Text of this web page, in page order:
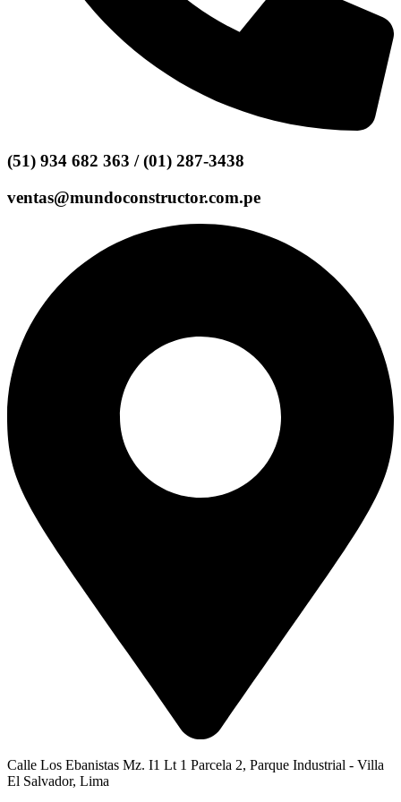
(51) 934 682 363 / (01) 287-3438
ventas@mundoconstructor.com.pe
Calle Los Ebanistas Mz. I1 Lt 1 Parcela 2, Parque Industrial - Villa
El Salvador, Lima